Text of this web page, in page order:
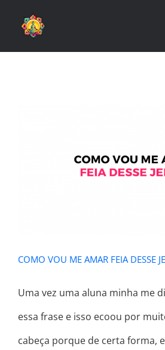
COMO VOU ME AMAR
JEITO?
COMO VOU ME AMAR FEIA DESSE
Uma vez uma aluna minha me
essa frase e isso ecoou por
cabeça porque de certa forma,